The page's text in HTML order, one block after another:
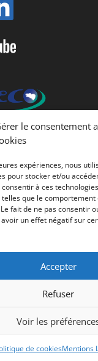
le consentement
expériences, nous
pour stocker et/ou
à ces
que le comportement
fait de ne pas consentir
un effet négatif sur
Accepter
Refuser
Voir les
de cookiesMentions
NOUS
80 39
Victor Schoelcher,
création deEODYS